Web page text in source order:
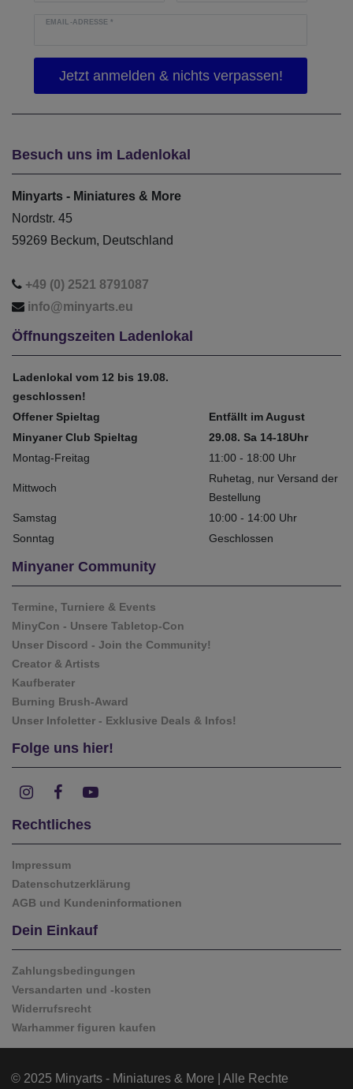
EMAIL-ADRESSE*
Besuch uns im Ladenlokal
Minyarts - Miniatures & More
Nordstr. 45
59269 Beckum, Deutschland
+49 (0) 2521 8791087
info@minyarts.eu
Öffnungszeiten Ladenlokal
Ladenlokal vom 12 bis 19.08.
geschlossen!
Offener Spieltag
Entfällt im August
Minyaner Club Spieltag
29.08. Sa 14-18Uhr
Montag-Freitag
11:00 - 18:00 Uhr
Mittwoch
Ruhetag, nur Versand der
Bestellung
Samstag
10:00 - 14:00 Uhr
Sonntag
Geschlossen
Minyaner Community
Termine, Turniere & Events
MinyCon - Unsere Tabletop-Con
Unser Discord - Join the Community!
Creator & Artists
Kaufberater
Burning Brush-Award
Unser Infoletter - Exklusive Deals & Infos!
Folge uns hier!
Rechtliches
Impressum
Datenschutzerklärung
AGB und Kundeninformationen
Dein Einkauf
Zahlungsbedingungen
Versandarten und -kosten
Widerrufsrecht
Warhammer figuren kaufen
© 2025 Minyarts - Miniatures & More | Alle Rechte